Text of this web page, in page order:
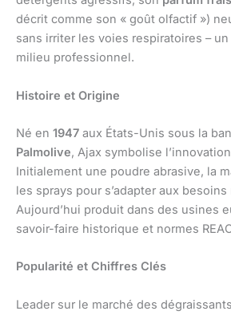
décrit comme son « goût olfactif »)
sans irriter les voies respiratoires –
milieu professionnel.
Histoire et Origine
Né en 1947 aux États-Unis sous la
Palmolive, Ajax symbolise
Initialement une poudre abrasive, la
les sprays pour s’adapter aux
Aujourd’hui produit dans des usines
savoir-faire historique et normes
Popularité et Chiffres Clés
Leader sur le marché des